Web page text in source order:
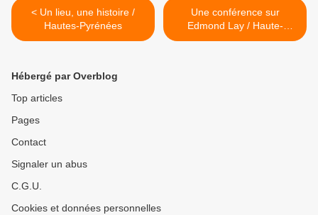
< Un lieu, une histoire /
Hautes-Pyrénées
Une conférence sur
Edmond Lay / Haute-
Garonne >
Hébergé par Overblog
Top articles
Pages
Contact
Signaler un abus
C.G.U.
Cookies et données personnelles